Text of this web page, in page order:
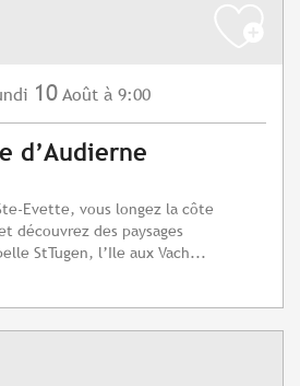
10 Août à 9:00
d’Audierne
Evette, vous longez la côte
découvrez des paysages
StTugen, l’Ile aux Vach...